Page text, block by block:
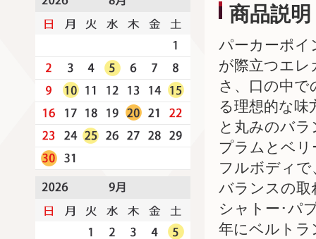
商品説明
パーカーポイ
が際立つエ
さ、口の中で
る理想的な
と丸みのバ
プラムとベ
フルボディ
バランスの取
シャトー･パ
年にベルトラ